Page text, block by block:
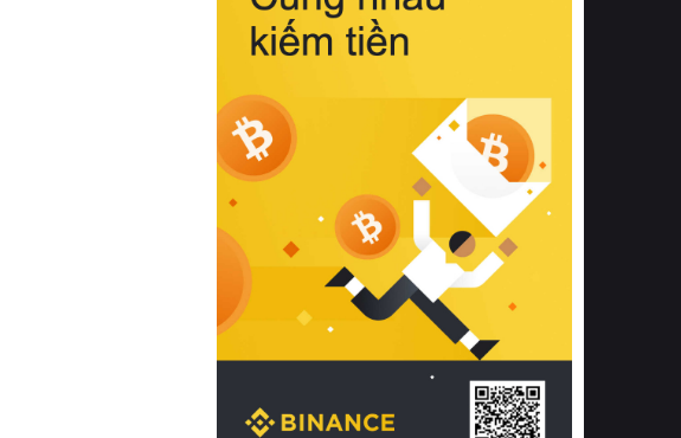
Bên cạnh đó, việc lựa chọn các dòng
sản phẩm đạt chuẩn chất lượng quốc
tế còn giúp ngăn ngừa tình trạng kích
khuẩn và nấm mốc trong điều kiện
thời tiết nóng ẩm. Bạn có thể tìm hiểu
thêm các nghiên cứu khoa học về tác
động của giấc ngủ và môi trường
phòng ngủ đối với sức khỏe con
người tại Sleep Foundation (External
Link) để có cái nhìn toàn diện hơn.
2. Các tiêu chí vàng khi lựa chọn
chăn ga gối đệm cao cấp cho phòng
ngủ
Để sở hữu một bộ chăn ga gối đệm
cao cấp hoàn hảo cả về thẩm mỹ lẫn
công năng, người tiêu dùng cần cân
nhắc kỹ lưỡng các tiêu chí quan trọng